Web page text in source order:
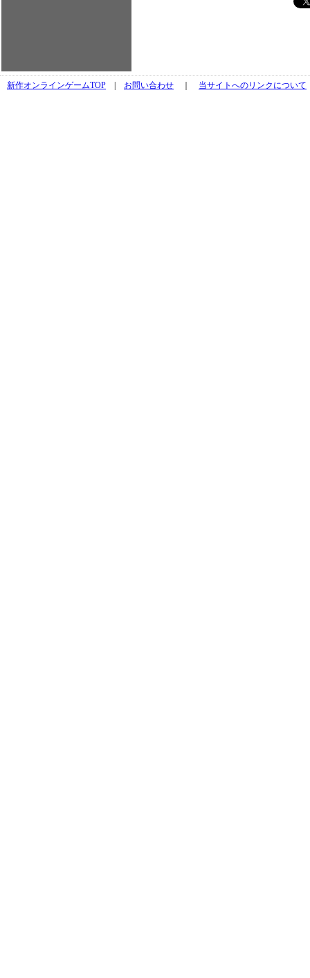
新作オンラインゲームTOP お問い合わせ 当サイトへのリンクについて